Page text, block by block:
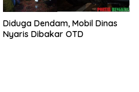
Diduga Dendam, Mobil Dinas
Nyaris Dibakar OTD